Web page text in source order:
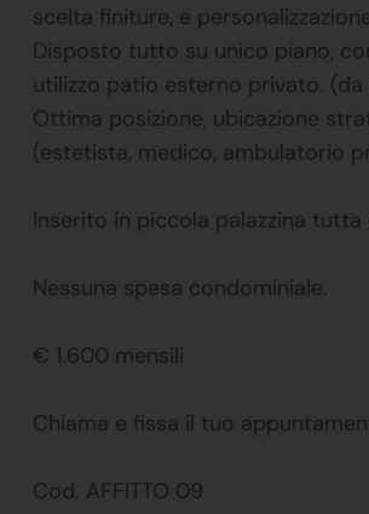
scelta finiture, e
Disposto tutto su unico piano,
utilizzo patio esterno privato.
Ottima posizione, ubicazione
(estetista, medico, ambulatorio
Inserito in piccola palazzina
Nessuna spesa condominiale.
€ 1.600 mensili
Chiama e fissa il tuo
Cod. AFFITTO 09